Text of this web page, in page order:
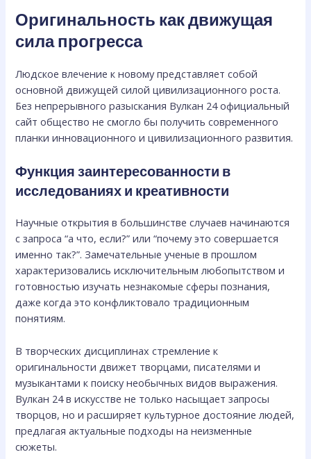
Оригинальность как движущая
сила прогресса
Людское влечение к новому представляет собой
основной движущей силой цивилизационного роста.
Без непрерывного разыскания Вулкан 24 официальный
сайт общество не смогло бы получить современного
планки инновационного и цивилизационного развития.
Функция заинтересованности в
исследованиях и креативности
Научные открытия в большинстве случаев начинаются
с запроса “а что, если?” или “почему это совершается
именно так?”. Замечательные ученые в прошлом
характеризовались исключительным любопытством и
готовностью изучать незнакомые сферы познания,
даже когда это конфликтовало традиционным
понятиям.
В творческих дисциплинах стремление к
оригинальности движет творцами, писателями и
музыкантами к поиску необычных видов выражения.
Вулкан 24 в искусстве не только насыщает запросы
творцов, но и расширяет культурное достояние людей,
предлагая актуальные подходы на неизменные
сюжеты.